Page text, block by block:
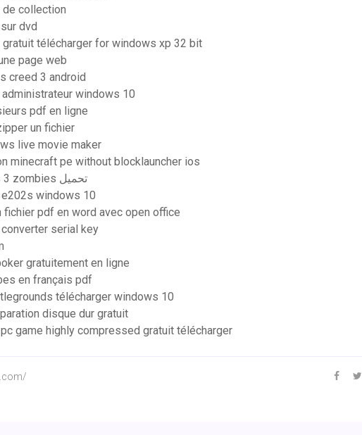
collection
dvd
télécharger for windows xp 32 bit
page web
creed 3 android
windows 10
pdf en ligne
un fichier
live movie maker
minecraft pe without blocklauncher ios
Call of duty black ops 3 zombies تحميل
windows 10
fichier pdf en word avec open office
serial key
gratuitement en ligne
en français pdf
télécharger windows 10
disque dur gratuit
game highly compressed gratuit télécharger